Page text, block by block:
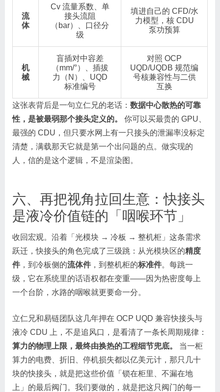
流
体
Cv 流量系数、单
接头流阻
（bar）、口径分
级
填进自己的 CFD/水
力模型，核 CDU
泵功预算
机
械
盲插对中容差
（mm/°）、插拔
力（N）、UQD
标准编号
对照 OCP
UQD/UQDB 规范编
号核兼容性与二供
互换
这张表背后是一句立仁兄的老话： 数据中心散热的可靠
性，是被最弱那个接头定义的。
你可以买最贵的 GPU、
最强的 CDU，但只要水网上有一只接头的泄漏率没标定
清楚，满载那天它就是第一个出问题的点。做实现的
人，信的是这个逻辑，不是渲染图。
六、再把视角拉回生意：快接头
是液冷价值链的「咽喉环节」
收回宏观。沿着「光模块 → 冷板 → 整机柜」这条需求
跃迁，快接头的角色完成了三级跳：从光模块区的精度
件，到冷板侧的流体件，到整机柜的标准件。每跳一
级，它在系统里的话语权都在变重——因为热密度每上
一个台阶，水路的咽喉就更要命一分。
立仁兄和易链团队这几年押在 OCP UQD 兼容快接头与
液冷 CDU 上，不是追风口，是看清了一条长周期规律：
算力的物理上限，最终由换热的工程细节兜底。
当一柜
算力的电费、折旧、停机损失都以亿美元计，那只几十
块的快接头，就是把这些价值「锁在柜里、不漏在地
上」的最后阀门。我们要做的，就是把这只阀门的每一